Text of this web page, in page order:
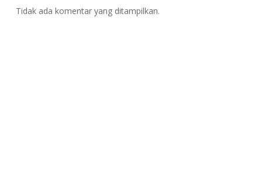
Tidak ada komentar yang ditampilkan.